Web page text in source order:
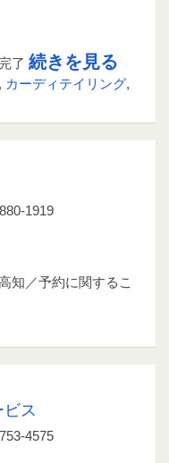
了 続きを見る
, カーディテイリング,
1919
知／予約に関するこ
ス
4575